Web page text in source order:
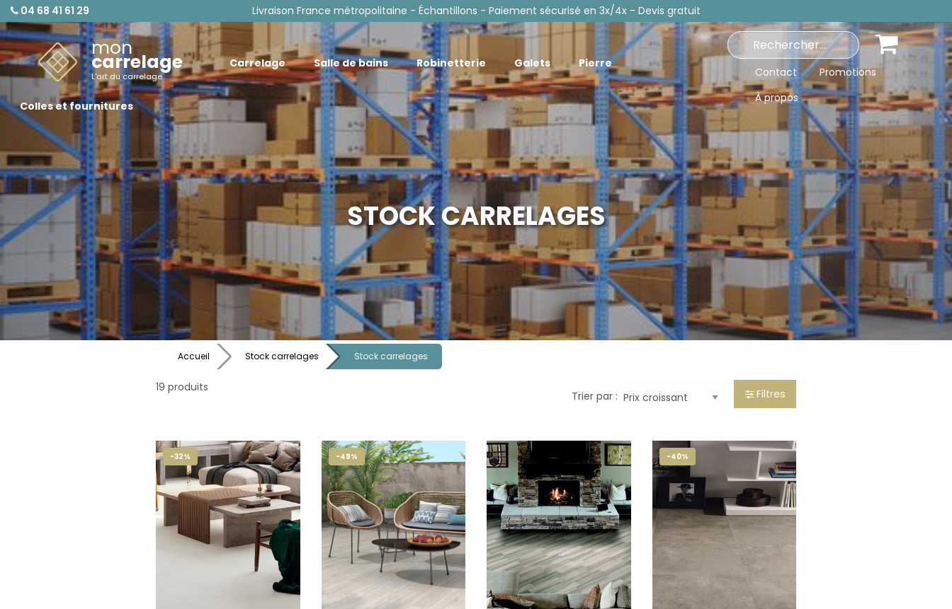
04 68 41 61 29 Livraison France métropolitaine - Échantillons - Paiement sécurisé en 3x/4x - Devis gratuit
mon
carrelage
L'art du carrelage
Carrelage Salle de bains Robinetterie Galets Pierre
Colles et fournitures
Contact
Promotions
À propos
STOCK CARRELAGES
Accueil Stock carrelages Stock carrelages
19 produits
Trier par : Filtres
-32% -49% -40%